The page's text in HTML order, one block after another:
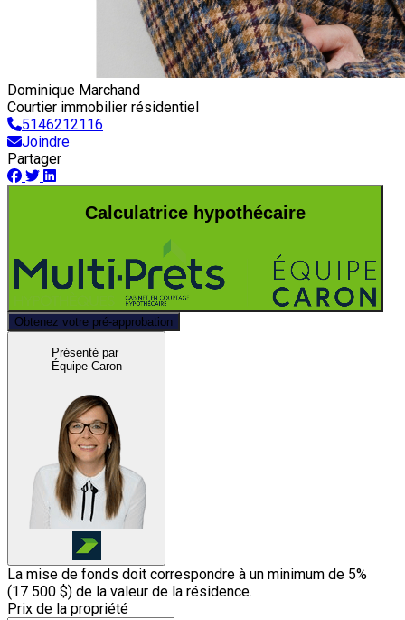
Dominique Marchand
Courtier immobilier résidentiel
5146212116
Joindre
Partager
Calculatrice hypothécaire
Obtenez votre pré-approbation
Présenté par
Équipe Caron
La mise de fonds doit correspondre à un minimum de 5%
(17 500 $) de la valeur de la résidence.
Prix de la propriété